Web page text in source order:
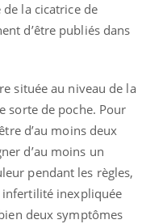
la cicatrice de
d’être publiés dans
située au niveau de la
sorte de poche. Pour
d’au moins deux
d’au moins un
pendant les règles,
inexpliquée
deux symptômes